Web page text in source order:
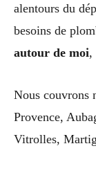
alentours du
besoins de
autour de moi,
Nous couvrons
Provence,
Vitrolles,